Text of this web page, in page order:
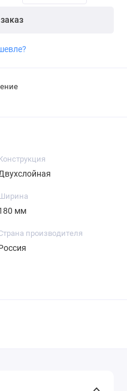
мм
производителя